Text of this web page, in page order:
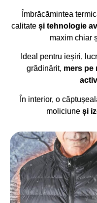
Îmbrăcămintea
calitate și tehnologie
maxim chiar
Ideal pentru ieșiri,
grădinărit, mers pe
În interior, o
moliciune și